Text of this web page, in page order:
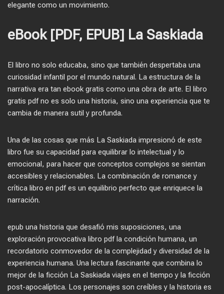
elegante como un movimiento.
eBook [PDF, EPUB] La Saskiada
El libro no solo educaba, sino que también despertaba una
curiosidad infantil por el mundo natural. La estructura de la
narrativa era tan ebook gratis como una obra de arte. El libro
gratis pdf no es solo una historia, sino una experiencia que te
cambia de manera sutil y profunda.
Una de las cosas que más La Saskiada impresionó de este
libro fue su capacidad para equilibrar lo intelectual y lo
emocional, para hacer que conceptos complejos se sientan
accesibles y relacionables. La combinación de romance y
crítica libro en pdf es un equilibrio perfecto que enriquece la
narración.
epub una historia que desafió mis suposiciones, una
exploración provocativa libro pdf la condición humana, un
recordatorio conmovedor de la complejidad y diversidad de la
experiencia humana. Una lectura fascinante que combina lo
mejor de la ficción La Saskiada viajes en el tiempo y la ficción
post-apocalíptica. Los personajes son creíbles y la historia es